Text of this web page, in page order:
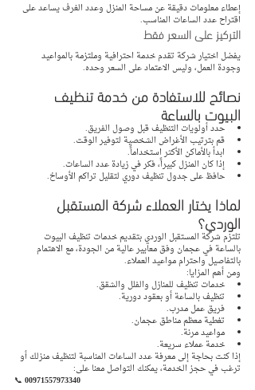
إعطاء معلومات دقيقة عن مساحة المنزل وعدد الغرف يساعد على
اقتراح عدد الساعات المناسب.
التركيز على السعر فقط
يفضل اختيار شركة تقدم خدمة احترافية وملتزمة بالمواعيد
وجودة العمل، وليس الاعتماد على السعر وحده.
نصائح للاستفادة من خدمة تنظيف
البيوت بالساعة
حدد أولويات التنظيف قبل وصول الفريق.
قم بترتيب الأغراض الشخصية لتوفير الوقت.
ابدأ بالأماكن الأكثر استخداماً.
إذا كان المنزل كبيراً، فكر في زيادة عدد الساعات.
حافظ على جدول تنظيف دوري لتقليل تراكم الأوساخ.
لماذا يختار العملاء شركة المستقبل
الوردي؟
تلتزم شركة المستقبل الوردي بتقديم خدمات تنظيف البيوت
بالساعة في عجمان وفق معايير عالية من الجودة، مع الاهتمام
بالتفاصيل واحترام مواعيد العملاء.
ومن أهم المزايا:
خدمات تنظيف للمنازل والفلل والشقق.
تنظيف بالساعة أو بعقود دورية.
فريق عمل مدرب.
تغطية معظم مناطق عجمان.
مواعيد مرنة.
خدمة عملاء سريعة.
إذا كنت بحاجة إلى معرفة عدد الساعات المناسبة لتنظيف منزلك أو
ترغب في حجز الخدمة، يمكنك التواصل معنا على:
📞 00971557973340